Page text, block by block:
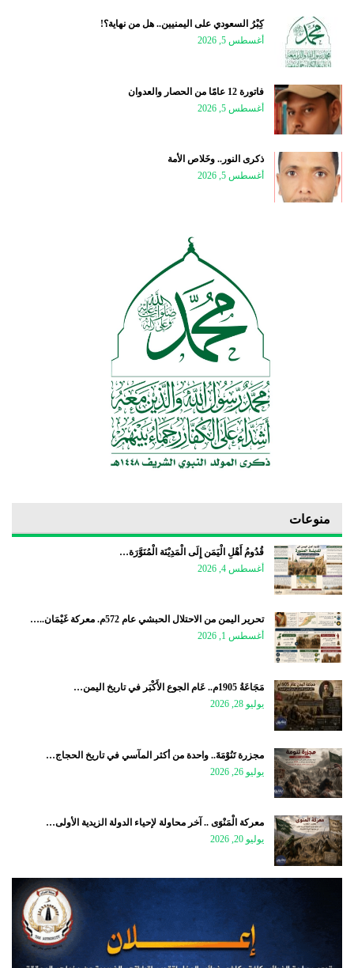
كِبْرُ السعودي على اليمنيين.. هل من نهاية؟!
أغسطس 5, 2026
فاتورة 12 عامًا من الحصار والعدوان
أغسطس 5, 2026
ذكرى النور.. وخَلاص الأمة
أغسطس 5, 2026
منوعات
قُدُومُ أَهْلِ الْيَمَن إِلَى الْمَدِيْنَة الْمُنَوَّرَة…
أغسطس 4, 2026
تحرير اليمن من الاحتلال الحبشي عام 572م. معركة غَيْمَان..…
أغسطس 1, 2026
مَجَاعَةُ 1905م.. عَام الجوع الأَكْبَر في تاريخ اليمن…
يوليو 28, 2026
مجزرة تَنُوْمَةَ.. واحدة من أكثر المآسي في تاريخ الحجاج…
يوليو 26, 2026
معركة الْمَنْوَى .. آخر محاولة لإحياء الدولة الزيدية الأولى…
يوليو 20, 2026